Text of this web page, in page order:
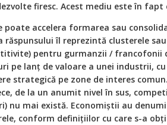
firesc. Acest mediu este în
poate accelera formarea sau
răspunsului îl reprezintă clusterele
pentru gurmanzii / francofonii
pe lanț de valoare a unei industrii,
strategică pe zone de interes
de la un anumit nivel în sus,
nu mai există. Economiștii au
conform definițiilor cu care s-a